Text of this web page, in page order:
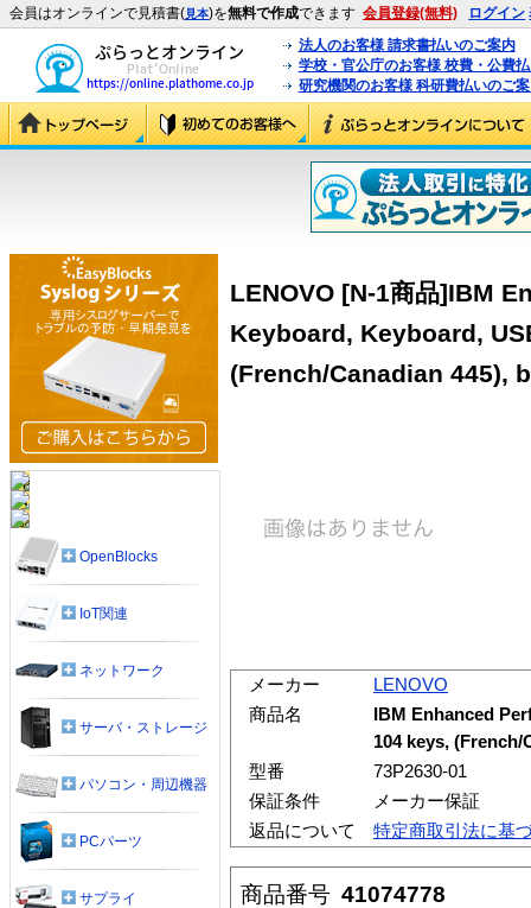
会員はオンラインで見積書(見本)を無料で作成できます 会員登録(無料) ログイン
法人のお客様 請求書払いのご案内
学校・官公庁のお客様 校費・公費
研究機関のお客様 科研費払いのご
LENOVO [N-1商品]IBM
Keyboard, Keyboard,
(French/Canadian 445),
メーカー
LENOVO
商品名
IBM Enhanced
104 keys,
型番
73P2630-01
保証条件
メーカー保証
返品について
特定商取引法に基
商品番号 41074778
OpenBlocks
IoT関連
ネットワーク
サーバ・ストレージ
パソコン・周辺機器
PCパーツ
サプライ